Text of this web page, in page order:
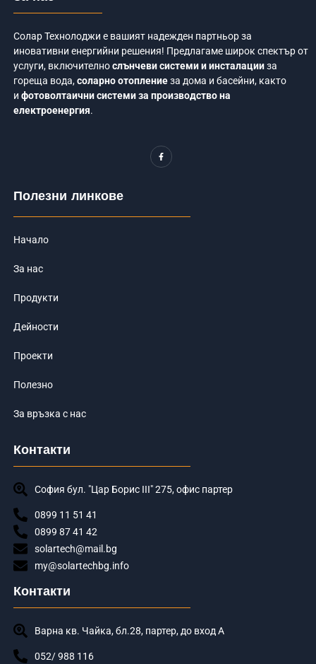
Солар Технолоджи е вашият надежден партньор за
иновативни енергийни решения! Предлагаме широк спектър от
услуги, включителнослънчеви системи и инсталацииза
гореща вода,соларно отоплениеза дома и басейни, както
и фотоволтаични системи за производство на
електроенергия.
F
a
c
f
Полезни линкове
Начало
За нас
Продукти
Дейности
Проекти
Полезно
За връзка с нас
Контакти
София бул. "Цар Борис III" 275, офис партер
0899 11 51 41
0899 87 41 42
solartech@mail.bg
my@solartechbg.info
Контакти
Варна кв. Чайка, бл.28, партер, до вход А
052/ 988 116